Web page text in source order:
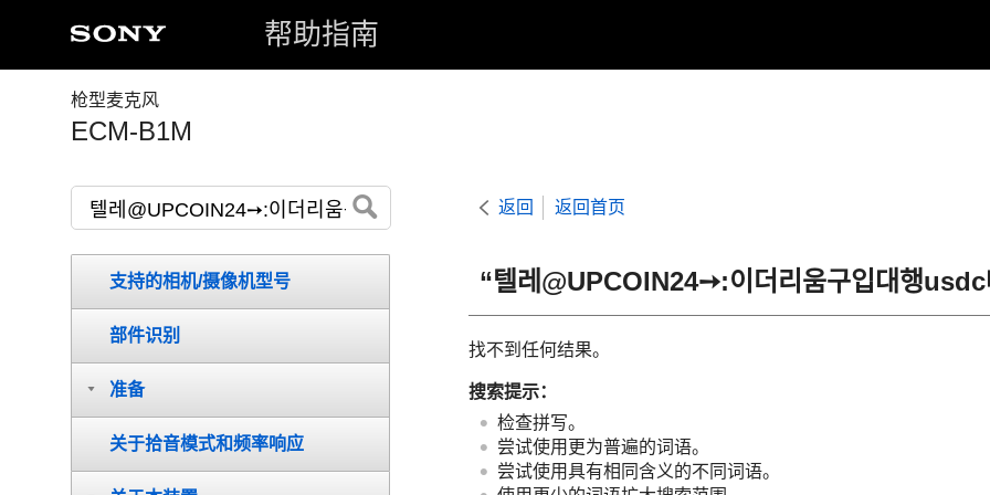
帮助指南
枪型麦克风
ECM-B1M
返回 返回首页
“텔레@UPCOIN24➙:이더리움구입대행
找不到任何结果。
搜索提示：
检查拼写。
尝试使用更为普遍的词语。
尝试使用具有相同含义的不同词语。
支持的相机/摄像机型号
部件识别
准备
关于拾音模式和频率响应